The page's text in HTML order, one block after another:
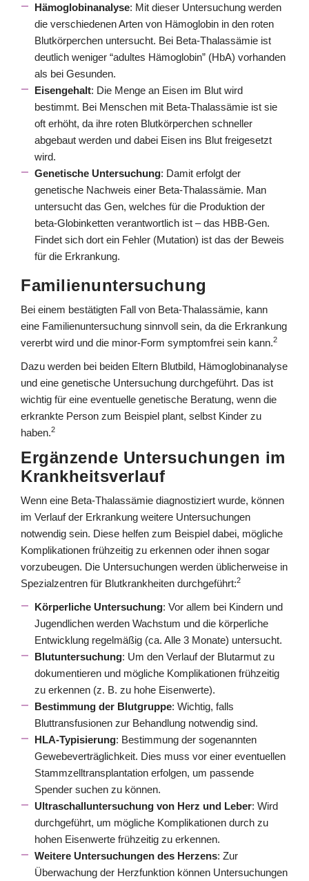
Hämoglobinanalyse: Mit dieser Untersuchung werden
die verschiedenen Arten von Hämoglobin in den roten
Blutkörperchen untersucht. Bei Beta-Thalassämie ist
deutlich weniger “adultes Hämoglobin” (HbA) vorhanden
als bei Gesunden.
Eisengehalt: Die Menge an Eisen im Blut wird
bestimmt. Bei Menschen mit Beta-Thalassämie ist sie
oft erhöht, da ihre roten Blutkörperchen schneller
abgebaut werden und dabei Eisen ins Blut freigesetzt
wird.
Genetische Untersuchung: Damit erfolgt der
genetische Nachweis einer Beta-Thalassämie. Man
untersucht das Gen, welches für die Produktion der
beta-Globinketten verantwortlich ist – das HBB-Gen.
Findet sich dort ein Fehler (Mutation) ist das der Beweis
für die Erkrankung.
Familienuntersuchung
Bei einem bestätigten Fall von Beta-Thalassämie, kann
eine Familienuntersuchung sinnvoll sein, da die Erkrankung
vererbt wird und die minor-Form symptomfrei sein kann.2
Dazu werden bei beiden Eltern Blutbild, Hämoglobinanalyse
und eine genetische Untersuchung durchgeführt. Das ist
wichtig für eine eventuelle genetische Beratung, wenn die
erkrankte Person zum Beispiel plant, selbst Kinder zu
haben.2
Ergänzende Untersuchungen im
Krankheitsverlauf
Wenn eine Beta-Thalassämie diagnostiziert wurde, können
im Verlauf der Erkrankung weitere Untersuchungen
notwendig sein. Diese helfen zum Beispiel dabei, mögliche
Komplikationen frühzeitig zu erkennen oder ihnen sogar
vorzubeugen. Die Untersuchungen werden üblicherweise in
Spezialzentren für Blutkrankheiten durchgeführt:2
Körperliche Untersuchung: Vor allem bei Kindern und
Jugendlichen werden Wachstum und die körperliche
Entwicklung regelmäßig (ca. Alle 3 Monate) untersucht.
Blutuntersuchung: Um den Verlauf der Blutarmut zu
dokumentieren und mögliche Komplikationen frühzeitig
zu erkennen (z. B. zu hohe Eisenwerte).
Bestimmung der Blutgruppe: Wichtig, falls
Bluttransfusionen zur Behandlung notwendig sind.
HLA-Typisierung: Bestimmung der sogenannten
Gewebeverträglichkeit. Dies muss vor einer eventuellen
Stammzelltransplantation erfolgen, um passende
Spender suchen zu können.
Ultraschalluntersuchung von Herz und Leber: Wird
durchgeführt, um mögliche Komplikationen durch zu
hohen Eisenwerte frühzeitig zu erkennen.
Weitere Untersuchungen des Herzens: Zur
Überwachung der Herzfunktion können Untersuchungen